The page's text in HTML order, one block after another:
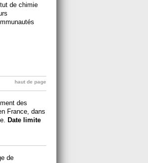
de chimie
haut de page
des
France dans
Date limite
de